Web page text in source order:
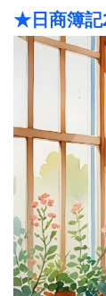
★日商簿記